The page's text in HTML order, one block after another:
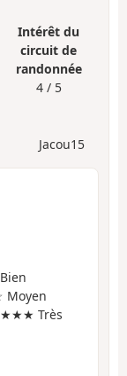
Intérêt du
circuit de
randonnée
4 / 5
Jacou15
Très